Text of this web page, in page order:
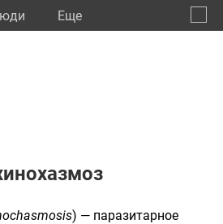
Eще
) — паразитарное